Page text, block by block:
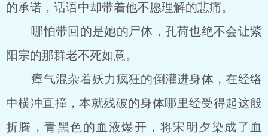
的承诺，话语中却带着他不愿理解的悲痛。
哪怕带回的是她的尸体，孔荷也绝不会让紫
阳宗的那群老不死如意。
瘴气混杂着妖力疯狂的倒灌进身体，在经络
中横冲直撞，本就残破的身体哪里经受得起这般
折腾，青黑色的血液爆开，将宋明夕染成了血